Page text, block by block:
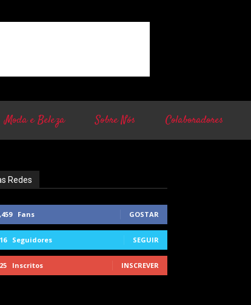
Moda e Beleza Sobre Nós Colaboradores
Redes
Fans GOSTAR
Seguidores SEGUIR
Inscritos INSCREVER